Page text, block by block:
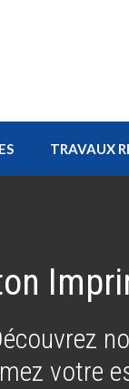
TRAVAUX
votre